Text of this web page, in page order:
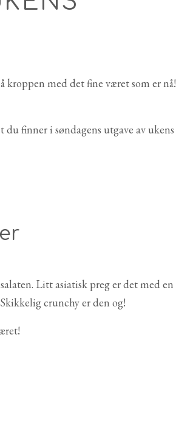
kroppen med det fine været som er nå!
finner i søndagens utgave av ukens
Litt asiatisk preg er det med en
crunchy er den og!